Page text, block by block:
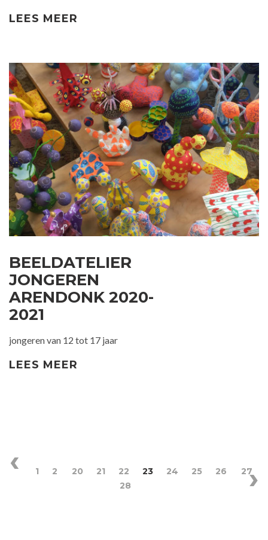
LEES MEER
BEELDATELIER
JONGEREN
ARENDONK 2020-
2021
jongeren van 12 tot 17 jaar
LEES MEER
1 2 20 21 22 23 24 25 26
27
28